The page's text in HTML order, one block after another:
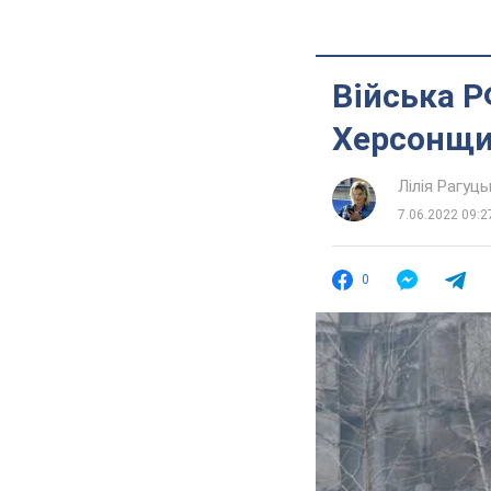
Війська
Лілія
7.06.2022
0